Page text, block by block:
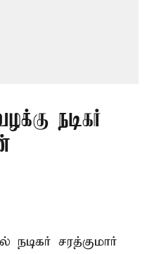
நடிகர்
சரத்குமார்